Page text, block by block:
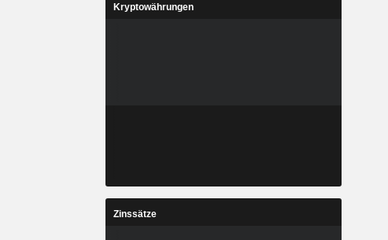
Kryptowährungen
Zinssätze